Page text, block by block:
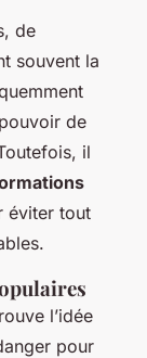
de
souvent la
de
il
éviter tout
l’idée
pour